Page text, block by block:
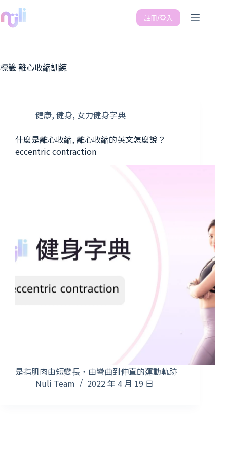
註冊/登入
標籤 離心收縮訓練
健康, 健身, 女力健身字典
什麼是離心收縮, 離心收縮的英文怎麼說？
eccentric contraction
是指肌肉由短變長，由彎曲到伸直的運動軌跡
Nuli Team
2022 年 4 月 19 日